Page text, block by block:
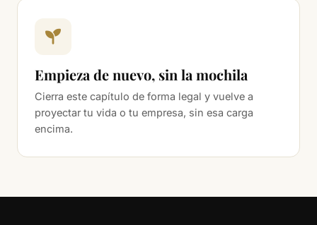
Empieza de nuevo, sin la mochila
Cierra este capítulo de forma legal y vuelve a
proyectar tu vida o tu empresa, sin esa carga
encima.